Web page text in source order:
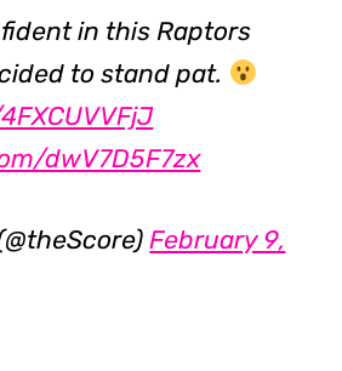
in this Raptors
to stand pat.
dwV7D5F7zx
February 9,